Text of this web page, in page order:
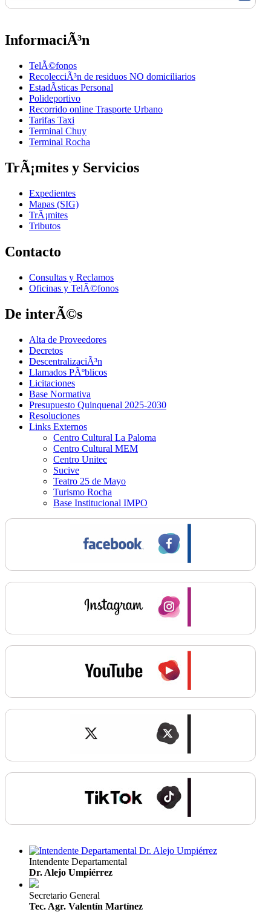
InformaciÃ³n
TelÃ©fonos
RecolecciÃ³n de residuos NO domiciliarios
EstadÃ­sticas Personal
Polideportivo
Recorrido online Trasporte Urbano
Tarifas Taxi
Terminal Chuy
Terminal Rocha
TrÃ¡mites y Servicios
Expedientes
Mapas (SIG)
TrÃ¡mites
Tributos
Contacto
Consultas y Reclamos
Oficinas y TelÃ©fonos
De interÃ©s
Alta de Proveedores
Decretos
DescentralizaciÃ³n
Llamados PÃºblicos
Licitaciones
Base Normativa
Presupuesto Quinquenal 2025-2030
Resoluciones
Links Externos
Centro Cultural La Paloma
Centro Cultural MEM
Centro Unitec
Sucive
Teatro 25 de Mayo
Turismo Rocha
Base Institucional IMPO
Intendente Departamental
Dr. Alejo Umpiérrez
Secretario General
Tec. Agr. Valentín Martínez